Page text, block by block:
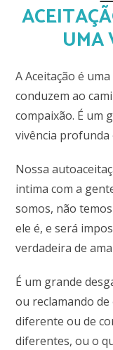
UMA
A Aceitação é
conduzem ao
compaixão. É um
vivência profunda
Nossa
intima com a
somos, não
ele é, e será
verdadeira de
É um grande
ou reclamando
diferente ou de
diferentes, ou o